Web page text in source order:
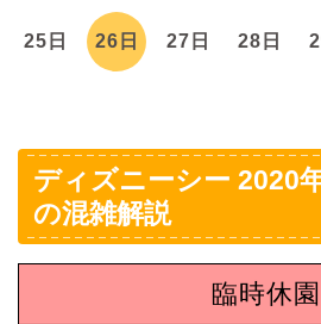
25日 26日 27日 28日
ディズニーシー 2020
の混雑解説
臨時休園